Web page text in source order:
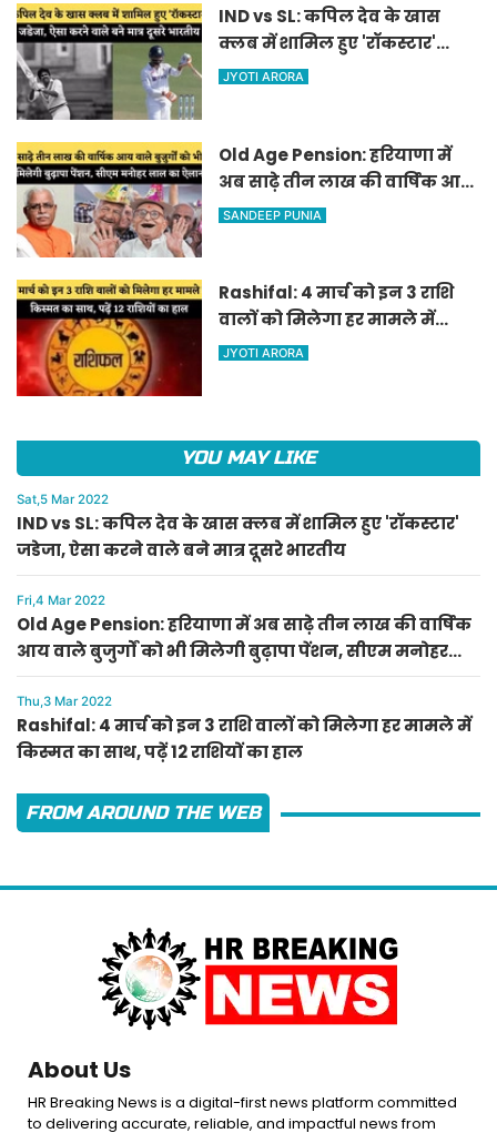
IND vs SL: कपिल देव के खास
क्लब में शामिल हुए 'रॉकस्टार'
जडेजा, ऐसा करने वाले बने मात्र
JYOTI ARORA
Old Age Pension: हरियाणा में
अब साढ़े तीन लाख की वार्षिक आय
वाले बुजुर्गों को भी मिलेगी बुढ़ापा
SANDEEP PUNIA
Rashifal: 4 मार्च को इन 3 राशि
वालों को मिलेगा हर मामले में
किस्मत का साथ, पढ़ें 12 राशियों का
JYOTI ARORA
YOU MAY LIKE
Sat,5 Mar 2022
IND vs SL: कपिल देव के खास क्लब में शामिल हुए 'रॉकस्टार'
जडेजा, ऐसा करने वाले बने मात्र दूसरे भारतीय
Fri,4 Mar 2022
Old Age Pension: हरियाणा में अब साढ़े तीन लाख की वार्षिक
आय वाले बुजुर्गों को भी मिलेगी बुढ़ापा पेंशन, सीएम मनोहर
लाल का ऐलान
Thu,3 Mar 2022
Rashifal: 4 मार्च को इन 3 राशि वालों को मिलेगा हर मामले में
किस्मत का साथ, पढ़ें 12 राशियों का हाल
FROM AROUND THE WEB
About Us
HR Breaking News is a digital-first news platform committed
to delivering accurate, reliable, and impactful news from